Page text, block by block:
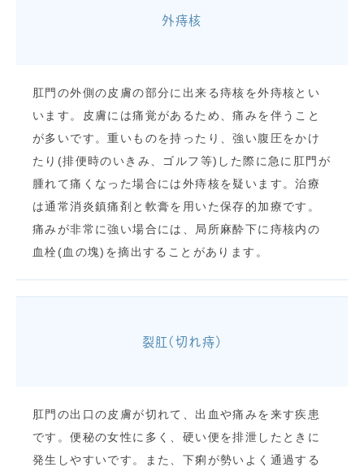
外痔核
肛門の外側の皮膚の部分に出来る痔核を外痔核とい
います。皮膚には痛覚があるため、痛みを伴うこと
が多いです。重いものを持ったり、強い腹圧をかけ
たり(排便時のいきみ、ゴルフ等)した際に急に肛門が
腫れて痛くなった場合には外痔核を疑います。治療
は通常消炎鎮痛剤と軟膏を用いた保存的加療です。
痛みが非常に強い場合には、局所麻酔下に痔核内の
血栓(血の塊)を摘出することがあります。
裂肛(切れ痔)
肛門の出口の皮膚が切れて、出血や痛みを来す疾患
です。便秘の女性に多く、硬い便を排泄したときに
発生しやすいです。また、下痢が勢いよく通過する